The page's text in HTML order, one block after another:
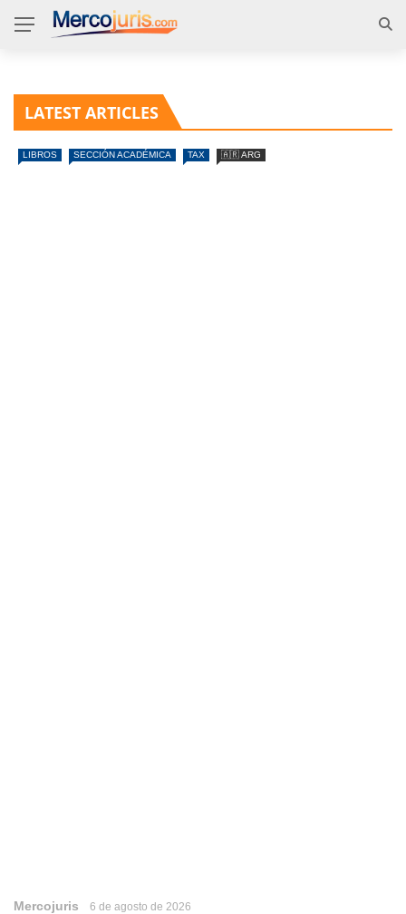
LATEST ARTICLES
LIBROS SECCIÓN ACADÉMICA TAX 🇦🇷 ARG
Mercojuris 6 de agosto de 2026